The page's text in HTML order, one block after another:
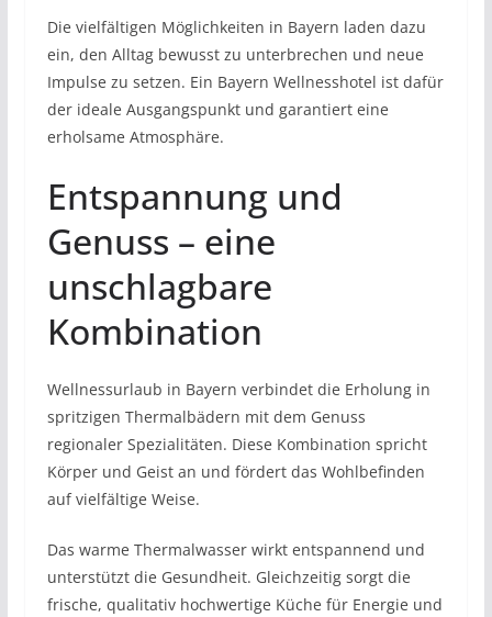
Die vielfältigen Möglichkeiten in Bayern laden dazu
ein, den Alltag bewusst zu unterbrechen und neue
Impulse zu setzen. Ein Bayern Wellnesshotel ist dafür
der ideale Ausgangspunkt und garantiert eine
erholsame Atmosphäre.
Entspannung und
Genuss – eine
unschlagbare
Kombination
Wellnessurlaub in Bayern verbindet die Erholung in
spritzigen Thermalbädern mit dem Genuss
regionaler Spezialitäten. Diese Kombination spricht
Körper und Geist an und fördert das Wohlbefinden
auf vielfältige Weise.
Das warme Thermalwasser wirkt entspannend und
unterstützt die Gesundheit. Gleichzeitig sorgt die
frische, qualitativ hochwertige Küche für Energie und